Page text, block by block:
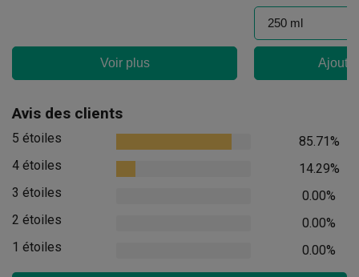
Voir plus
Avis des clients
5 étoiles
85.71%
4 étoiles
14.29%
3 étoiles
0.00%
2 étoiles
0.00%
1 étoiles
0.00%